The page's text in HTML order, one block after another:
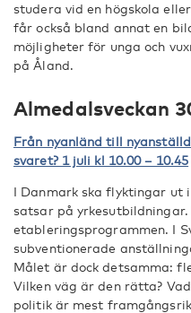
studera vid en högskola
får också bland annat en
möjligheter för unga och
på Åland.
Almedalsveckan
Från nyanländ till
svaret? 1 juli kl 10.00 – 10.45
I Danmark ska flyktingar ut
satsar på
etableringsprogrammen. I
subventionerade
Målet är dock detsamma:
Vilken väg är den rätta?
politik är mest